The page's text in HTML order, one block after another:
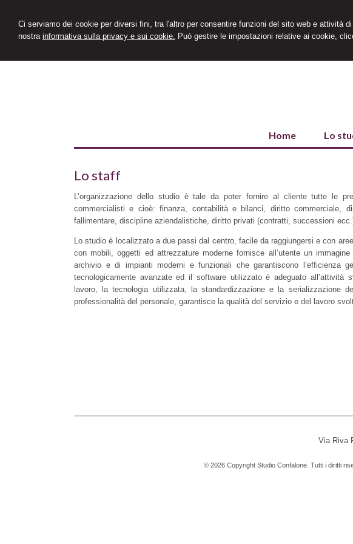
Ci serviamo dei cookie per diversi fini, tra l'altro per consentire funzioni del sito web e attività
nostra informativa sulla privacy e sui cookie. Può gestire le impostazioni relative ai cookie,
Home Lo
Lo staff
L’organizzazione dello studio è tale da poter fornire al cliente tutte le
commercialisti e cioè: finanza, contabilità e bilanci, diritto commerciale,
fallimentare, discipline aziendalistiche, diritto privati (contratti, successioni
Lo studio è localizzato a due passi dal centro, facile da raggiungersi e con
con mobili, oggetti ed attrezzature moderne fornisce all’utente un
archivio e di impianti moderni e funzionali che garantiscono l’efficienza
tecnologicamente avanzate ed il software utilizzato è adeguato all’attività
lavoro, la tecnologia utilizzata, la standardizzazione e la serializzazione
professionalità del personale, garantisce la qualità del servizio e del lavoro
Via Riva
© 2026 Copyright Studio Confalone. Tutti i diritti